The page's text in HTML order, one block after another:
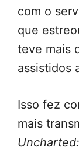
com o
que
teve mais
assistidos
Isso fez
mais